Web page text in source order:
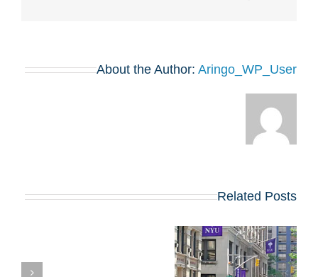
About the Author: Aringo_WP_User
Related Posts